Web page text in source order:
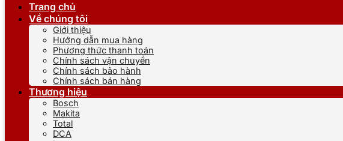
Trang chủ
Về chúng tôi
Giới thiệu
Hướng dẫn mua hàng
Phương thức thanh toán
Chính sách vận chuyển
Chính sách bảo hành
Chính sách bán hàng
Thương hiệu
Bosch
Makita
Total
DCA